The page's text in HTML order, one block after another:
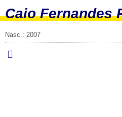
Caio Fernandes
Nasc.: 2007